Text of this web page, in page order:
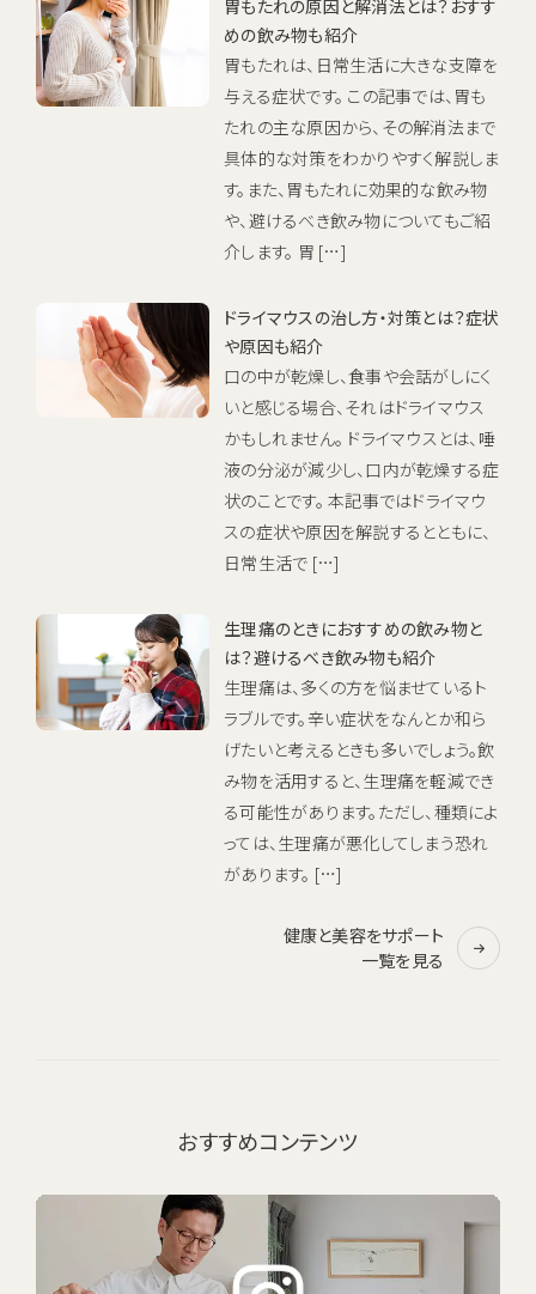
胃もたれの原因と解消法とは？おすす
めの飲み物も紹介
胃もたれは、日常生活に大きな支障を
与える症状です。 この記事では、胃も
たれの主な原因から、その解消法まで
具体的な対策をわかりやすく解説しま
す。また、胃もたれに効果的な飲み物
や、避けるべき飲み物についてもご紹
介します。 胃 […]
ドライマウスの治し方・対策とは？症状
や原因も紹介
口の中が乾燥し、食事や会話がしにく
いと感じる場合、それはドライマウス
かもしれません。 ドライマウスとは、唾
液の分泌が減少し、口内が乾燥する症
状のことです。 本記事ではドライマウ
スの症状や原因を解説するとともに、
日常生活で […]
生理痛のときにおすすめの飲み物と
は？避けるべき飲み物も紹介
生理痛は、多くの方を悩ませているト
ラブルです。辛い症状をなんとか和ら
げたいと考えるときも多いでしょう。飲
み物を活用すると、生理痛を軽減でき
る可能性があります。ただし、種類によ
っては、生理痛が悪化してしまう恐れ
があります。 […]
健康と美容をサポート
一覧を見る
おすすめコンテンツ